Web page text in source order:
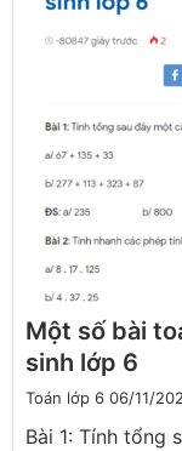
Một số bài
sinh lớp 6
Toán lớp 6 06/11/
Bài 1: Tính tổng